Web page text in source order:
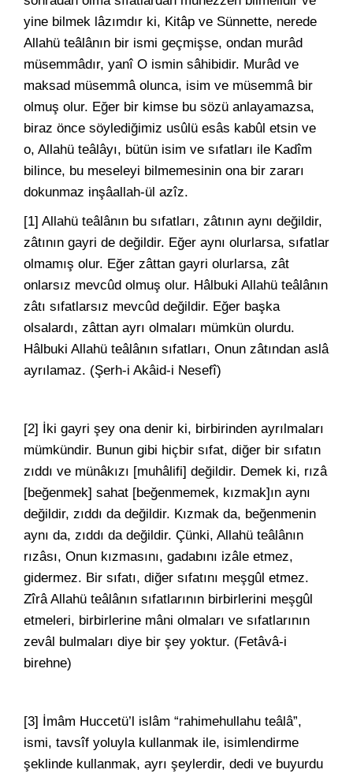
yine bilmek lâzımdır ki, Kitâp ve Sünnette, nerede
Allahü teâlânın bir ismi geçmişse, ondan murâd
müsemmâdır, yanî O ismin sâhibidir. Murâd ve
maksad müsemmâ olunca, isim ve müsemmâ bir
olmuş olur. Eğer bir kimse bu sözü anlayamazsa,
biraz önce söylediğimiz usûlü esâs kabûl etsin ve
o, Allahü teâlâyı, bütün isim ve sıfatları ile Kadîm
bilince, bu meseleyi bilmemesinin ona bir zararı
dokunmaz inşâallah-ül azîz.
[1] Allahü teâlânın bu sıfatları, zâtının aynı değildir,
zâtının gayri de değildir. Eğer aynı olurlarsa, sıfatlar
olmamış olur. Eğer zâttan gayri olurlarsa, zât
onlarsız mevcûd olmuş olur. Hâlbuki Allahü teâlânın
zâtı sıfatlarsız mevcûd değildir. Eğer başka
olsalardı, zâttan ayrı olmaları mümkün olurdu.
Hâlbuki Allahü teâlânın sıfatları, Onun zâtından aslâ
ayrılamaz. (Şerh-i Akâid-i Nesefî)
[2] İki gayri şey ona denir ki, birbirinden ayrılmaları
mümkündir. Bunun gibi hiçbir sıfat, diğer bir sıfatın
zıddı ve münâkızı [muhâlifi] değildir. Demek ki, rızâ
[beğenmek] sahat [beğenmemek, kızmak]ın aynı
değildir, zıddı da değildir. Kızmak da, beğenmenin
aynı da, zıddı da değildir. Çünki, Allahü teâlânın
rızâsı, Onun kızmasını, gadabını izâle etmez,
gidermez. Bir sıfatı, diğer sıfatını meşgûl etmez.
Zîrâ Allahü teâlânın sıfatlarının birbirlerini meşgûl
etmeleri, birbirlerine mâni olmaları ve sıfatlarının
zevâl bulmaları diye bir şey yoktur. (Fetâvâ-i
birehne)
[3] İmâm Huccetü’l islâm “rahimehullahu teâlâ”,
ismi, tavsîf yoluyla kullanmak ile, isimlendirme
şeklinde kullanmak, ayrı şeylerdir, dedi ve buyurdu